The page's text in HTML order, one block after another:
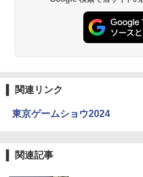
関連リンク
東京ゲームショウ2024
関連記事